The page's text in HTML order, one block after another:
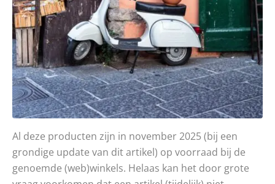
Al deze producten zijn in november 2025 (bij een
grondige update van dit artikel) op voorraad bij de
genoemde (web)winkels. Helaas kan het door grote